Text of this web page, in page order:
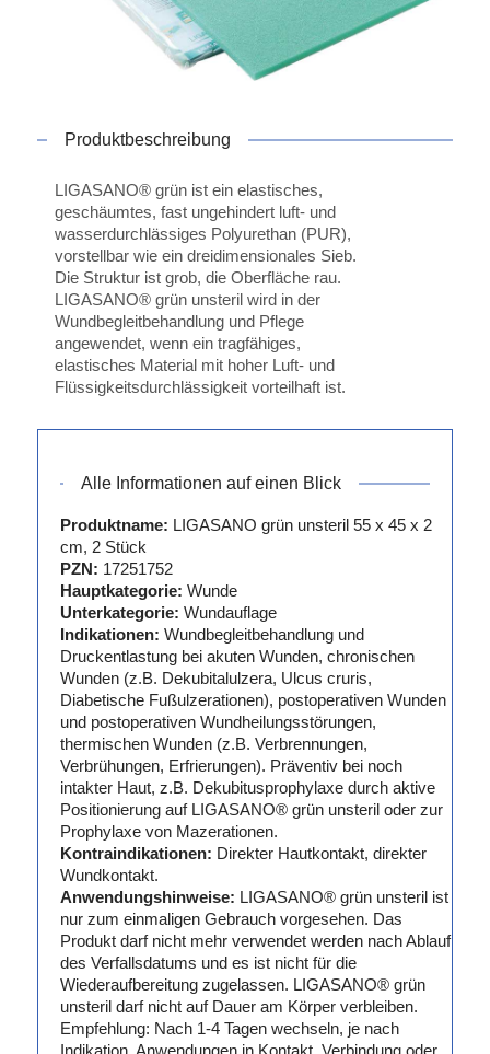
Produktbeschreibung
LIGASANO® grün ist ein elastisches,
geschäumtes, fast ungehindert luft- und
wasserdurchlässiges Polyurethan (PUR),
vorstellbar wie ein dreidimensionales Sieb.
Die Struktur ist grob, die Oberfläche rau.
LIGASANO® grün unsteril wird in der
Wundbegleitbehandlung und Pflege
angewendet, wenn ein tragfähiges,
elastisches Material mit hoher Luft- und
Flüssigkeitsdurchlässigkeit vorteilhaft ist.
Alle Informationen auf einen Blick
Produktname: LIGASANO grün unsteril 55 x 45 x 2
cm, 2 Stück
PZN: 17251752
Hauptkategorie: Wunde
Unterkategorie: Wundauflage
Indikationen: Wundbegleitbehandlung und
Druckentlastung bei akuten Wunden, chronischen
Wunden (z.B. Dekubitalulzera, Ulcus cruris,
Diabetische Fußulzerationen), postoperativen Wunden
und postoperativen Wundheilungsstörungen,
thermischen Wunden (z.B. Verbrennungen,
Verbrühungen, Erfrierungen). Präventiv bei noch
intakter Haut, z.B. Dekubitusprophylaxe durch aktive
Positionierung auf LIGASANO® grün unsteril oder zur
Prophylaxe von Mazerationen.
Kontraindikationen: Direkter Hautkontakt, direkter
Wundkontakt.
Anwendungshinweise: LIGASANO® grün unsteril ist
nur zum einmaligen Gebrauch vorgesehen. Das
Produkt darf nicht mehr verwendet werden nach Ablauf
des Verfallsdatums und es ist nicht für die
Wiederaufbereitung zugelassen. LIGASANO® grün
unsteril darf nicht auf Dauer am Körper verbleiben.
Empfehlung: Nach 1-4 Tagen wechseln, je nach